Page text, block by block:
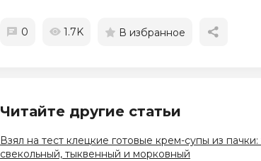
0 1.7K В избранное
Читайте другие статьи
Взял на тест клецкие готовые крем-супы из
свекольный, тыквенный и морковный